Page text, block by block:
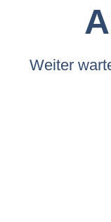
Weiter